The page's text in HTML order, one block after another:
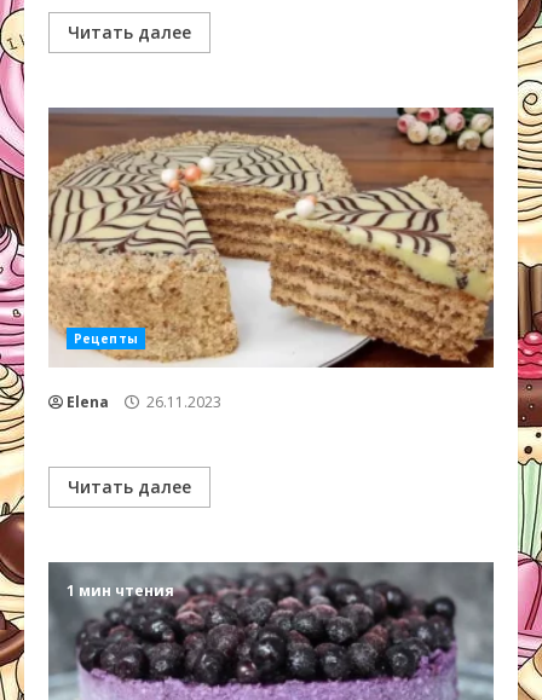
Читать далее
Рецепты
Elena 26.11.2023
Читать далее
1 мин чтения